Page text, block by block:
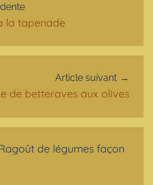
la tapenade
Article suivant
de betteraves aux olives
de légumes façon